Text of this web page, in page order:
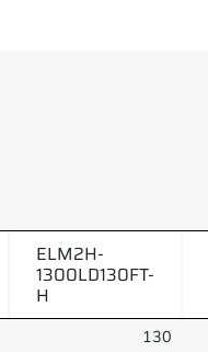
ELM2H-
1300LD130FT-
H
130